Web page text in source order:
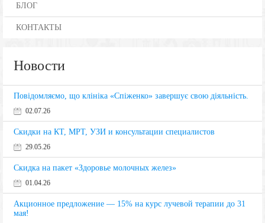
БЛОГ
КОНТАКТЫ
Новости
Повідомляємо, що клініка «Спіженко» завершує свою діяльність.
02.07.26
Скидки на КТ, МРТ, УЗИ и консультации специалистов
29.05.26
Скидка на пакет «Здоровье молочных желез»
01.04.26
Акционное предложение — 15% на курс лучевой терапии до 31
мая!